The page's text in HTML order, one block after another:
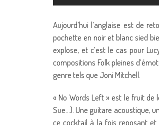
Aujourd’hui l’anglaise est de
pochette en noir et blanc sied
explose, et c’est le cas pour
compositions Folk pleines
genre tels que Joni Mitchell.
« No Words Left » est le fruit de
Sue…). Une guitare acoustique,
ce cocktail à la fois reposant